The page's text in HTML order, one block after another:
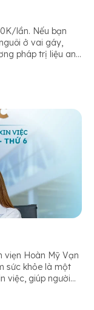
lần. Nếu bạn
ở vai gáy,
pháp trị liệu an
viẹn Hoàn Mỹ Vạn
sức khỏe là một
việc, giúp người